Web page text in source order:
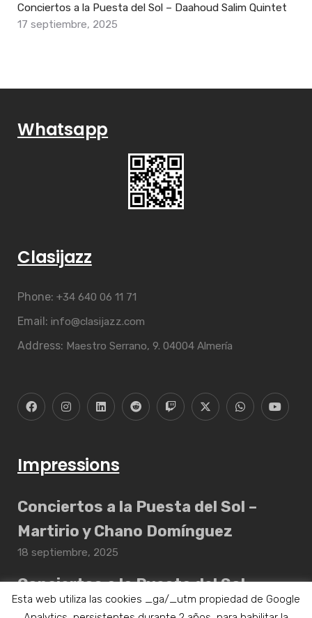
Conciertos a la Puesta del Sol – Daahoud Salim Quintet
17 septiembre, 2025
Whatsapp
Clasijazz
Phone: +34 640 06 11 71
Email: info@clasijazz.com
Address: Maestro Serrano, 9. 04004 Almería
Impressions
Conciertos a la Puesta del Sol –
Martirio y Chano Domínguez
18 septiembre, 2025
Conciertos a la Puesta del Sol –
Daahoud Salim Quintet
Esta web utiliza las cookies _ga/_utm propiedad de Google